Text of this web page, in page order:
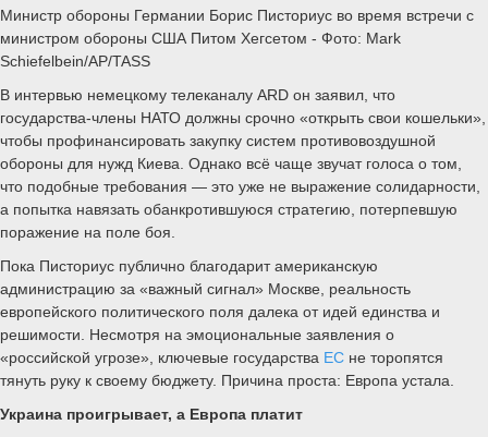
Министр обороны Германии Борис Писториус во время встречи с
министром обороны США Питом Хегсетом - Фото: Mark
Schiefelbein/AP/TASS
В интервью немецкому телеканалу ARD он заявил, что
государства-члены НАТО должны срочно «открыть свои кошельки»,
чтобы профинансировать закупку систем противовоздушной
обороны для нужд Киева. Однако всё чаще звучат голоса о том,
что подобные требования — это уже не выражение солидарности,
а попытка навязать обанкротившуюся стратегию, потерпевшую
поражение на поле боя.
Пока Писториус публично благодарит американскую
администрацию за «важный сигнал» Москве, реальность
европейского политического поля далека от идей единства и
решимости. Несмотря на эмоциональные заявления о
«российской угрозе», ключевые государства ЕС не торопятся
тянуть руку к своему бюджету. Причина проста: Европа устала.
Украина проигрывает, а Европа платит